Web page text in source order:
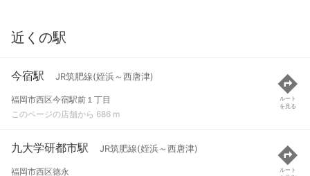
近くの駅
今宿駅 JR筑肥線(姪浜～西唐津)
福岡市西区今宿駅前１丁目
このページの店舗から 686 m
ルート
を見る
九大学研都市駅 JR筑肥線(姪浜～西唐津)
福岡市西区徳永
ルート